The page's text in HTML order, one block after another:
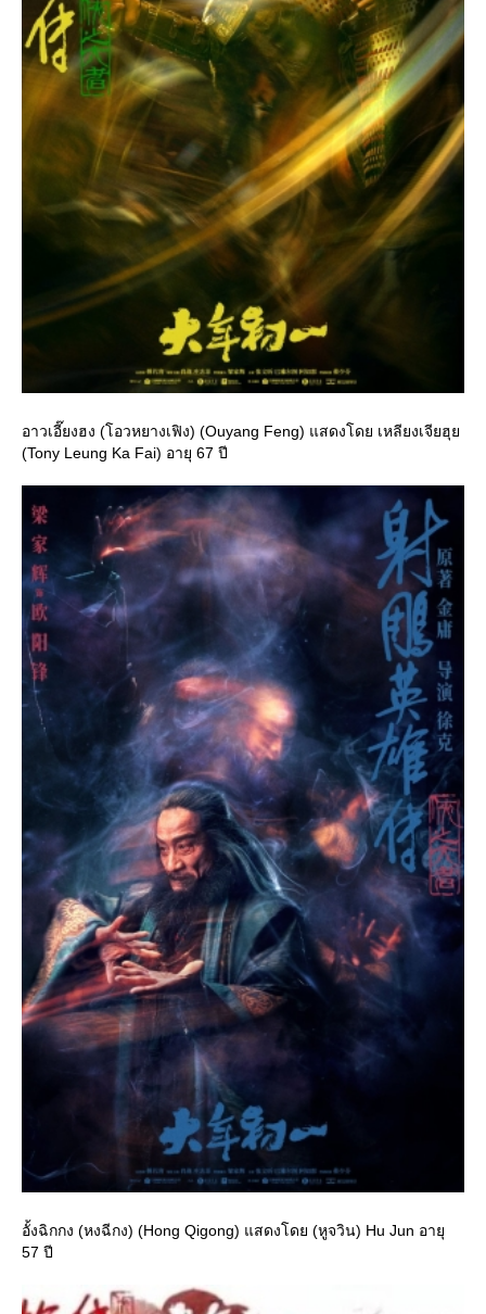
อาวเอี๊ยงฮง (โอวหยางเฟิง) (Ouyang Feng) แสดงโดย เหลียงเจียฮุ
(Tony Leung Ka Fai) อายุ 67 ปี
อั้งฉิกกง (หงฉีกง) (Hong Qigong) แสดงโดย (หูจวิน) Hu Jun อายุ
57 ปี